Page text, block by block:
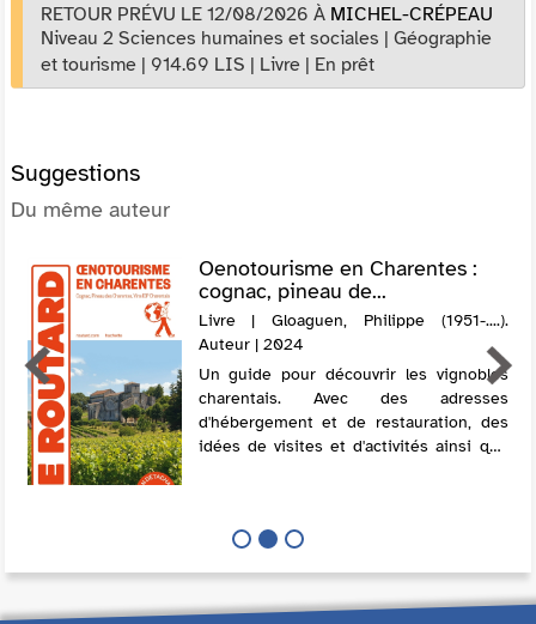
RETOUR PRÉVU LE 12/08/2026 À MICHEL-CRÉPEAU
Niveau 2 Sciences humaines et sociales | Géographie
et tourisme | 914.69 LIS | Livre | En prêt
Suggestions
Du même auteur
Oenotourisme en Charentes :
cognac, pineau de...
Livre | Gloaguen, Philippe (1951-....).
Auteur | 2024
Un guide pour découvrir les vignobles
charentais. Avec des adresses
d'hébergement et de restauration, des
idées de visites et d'activités ainsi que